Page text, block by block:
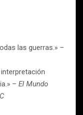
las guerras.» –
– El Mundo